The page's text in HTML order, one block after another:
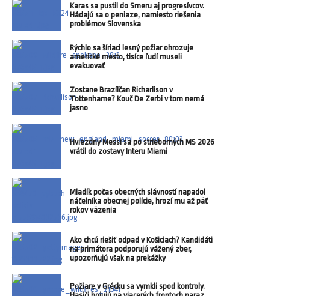
Karas sa pustil do Smeru aj progresívcov.
Hádajú sa o peniaze, namiesto riešenia
problémov Slovenska
Rýchlo sa šíriaci lesný požiar ohrozuje
americké mesto, tisíce ľudí museli
evakuovať
Zostane Brazílčan Richarlison v
Tottenhame? Kouč De Zerbi v tom nemá
jasno
Hviezdny Messi sa po strieborných MS 2026
vrátil do zostavy Interu Miami
Mladík počas obecných slávností napadol
náčelníka obecnej polície, hrozí mu až päť
rokov väzenia
Ako chcú riešiť odpad v Košiciach? Kandidáti
na primátora podporujú vážený zber,
upozorňujú však na prekážky
Požiare v Grécku sa vymkli spod kontroly.